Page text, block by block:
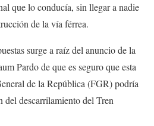
que lo conducía, sin llegar a nadie
de la vía férrea.
surge a raíz del anuncio de la
Pardo de que es seguro que esta
de la República (FGR) podría
del descarrilamiento del Tren